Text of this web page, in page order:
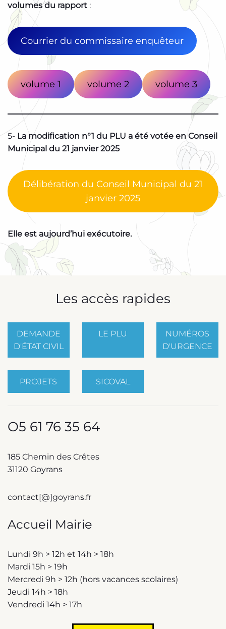
volumes du rapport :
Courrier du commissaire enquêteur
volume 1 volume 2 volume 3
5- La modification n°1 du PLU a été votée en Conseil
Municipal du 21 janvier 2025
Délibération du Conseil Municipal du 21
janvier 2025
Elle est aujourd’hui exécutoire.
Les accès rapides
DEMANDE
D'ÉTAT CIVIL
LE PLU
NUMÉROS
D'URGENCE
PROJETS SICOVAL
O5 61 76 35 64
185 Chemin des Crêtes
31120 Goyrans
contact[@]goyrans.fr
Accueil Mairie
Lundi 9h > 12h et 14h > 18h
Mardi 15h > 19h
Mercredi 9h > 12h (hors vacances scolaires)
Jeudi 14h > 18h
Vendredi 14h > 17h